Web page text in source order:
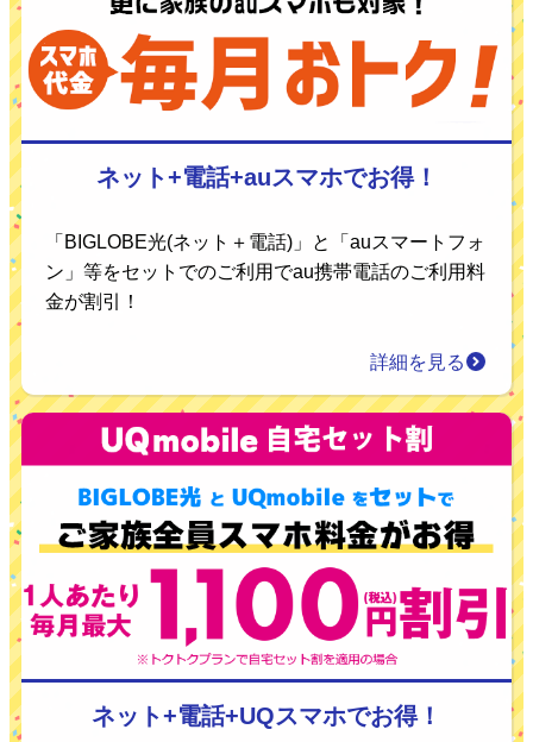
ネット+電話+auスマホでお得！
「BIGLOBE光(ネット＋電話)」と「auスマートフォ
ン」等をセットでのご利用でau携帯電話のご利用料
金が割引！
詳細を見る
ネット+電話+UQスマホでお得！